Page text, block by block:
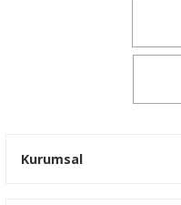
Kurumsal